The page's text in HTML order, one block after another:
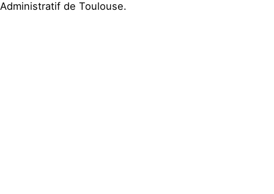
Administratif de Toulouse.